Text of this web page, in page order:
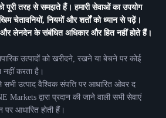
पूरी तरह से समझते हैं। हमारी सेवाओं का उपयोग
चेतावनियों, नियमों और शर्तों को ध्यान से पढ़ें।
और लेनदेन के संबंधित अधिकार और हित नहीं होते हैं।
उत्पादों को खरीदने, रखने या बेचने पर कोई
नहीं करता है।
सभी उत्पाद वैश्विक संपत्ति पर आधारित ओवर द
द्वारा प्रदान की जाने वाली सभी सेवाएं
पर आधारित होती हैं।